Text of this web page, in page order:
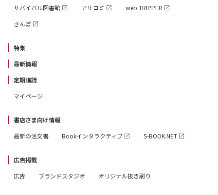
サバイバル図書館
アサコミ
web TRIPPER
さんぽ
特集
最新情報
定期購読
マイページ
書店さま向け情報
最新の注文書
Bookインタラクティブ S-BOOK.NET
広告掲載
広告
ブランドスタジオ オリジナル抜き刷り